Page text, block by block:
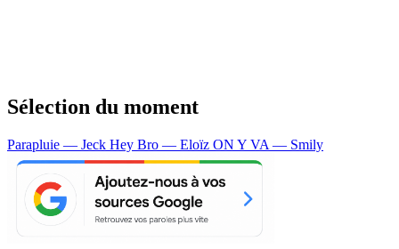
Sélection du moment
Parapluie — Jeck Hey Bro — Eloïz ON Y VA — Smily